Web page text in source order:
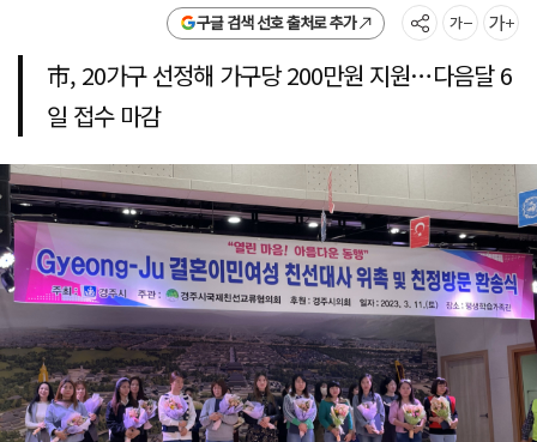
구글 검색 선호 출처로 추가
市, 20가구 선정해 가구당 200만원 지원…다음달 6
일 접수 마감